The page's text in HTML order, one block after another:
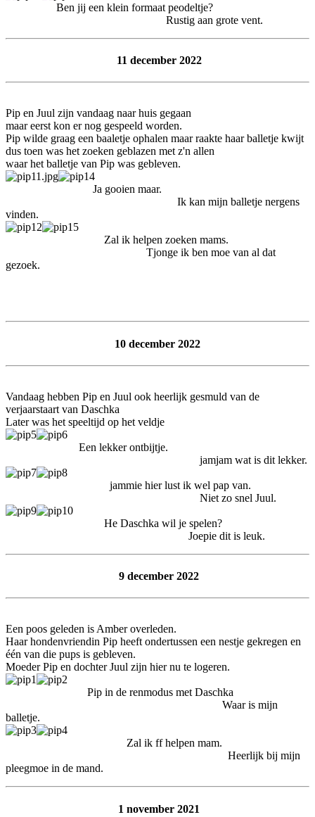
Ben jij een klein formaat peodeltje?
Rustig aan grote vent.
11 december 2022
Pip en Juul zijn vandaag naar huis gegaan
maar eerst kon er nog gespeeld worden.
Pip wilde graag een baaletje ophalen maar raakte haar balletje kwijt
dus toen was het zoeken geblazen met z'n allen
waar het balletje van Pip was gebleven.
Ja gooien maar.
Ik kan mijn balletje nergens
vinden.
Zal ik helpen zoeken mams.
Tjonge ik ben moe van al dat
gezoek.
10 december 2022
Vandaag hebben Pip en Juul ook heerlijk gesmuld van de
verjaarstaart van Daschka
Later was het speeltijd op het veldje
Een lekker ontbijtje.
jamjam wat is dit lekker.
jammie hier lust ik wel pap van.
Niet zo snel Juul.
He Daschka wil je spelen?
Joepie dit is leuk.
9 december 2022
Een poos geleden is Amber overleden.
Haar hondenvriendin Pip heeft ondertussen een nestje gekregen en
één van die pups is gebleven.
Moeder Pip en dochter Juul zijn hier nu te logeren.
Pip in de renmodus met Daschka
Waar is mijn
balletje.
Zal ik ff helpen mam.
Heerlijk bij mijn
pleegmoe in de mand.
1 november 2021